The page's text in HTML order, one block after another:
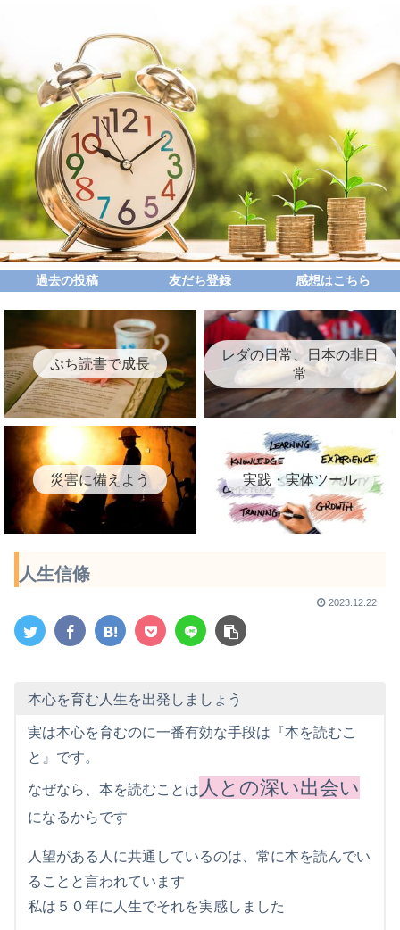
過去の投稿 友だち登録 感想はこちら
ぷち読書で成長
レダの日常、日本の非日
常
災害に備えよう 実践・実体ツール
人生信條
2023.12.22
本心を育む人生を出発しましょう
実は本心を育むのに一番有効な手段は『本を読むこ
と』です。
なぜなら、本を読むことは 人との深い出会い
になるからです
人望がある人に共通しているのは、常に本を読んでい
ることと言われています
私は５０年に人生でそれを実感しました